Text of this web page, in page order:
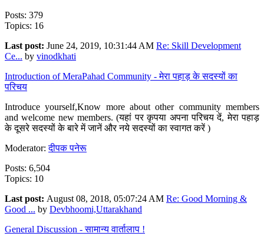
Posts: 379
Topics: 16
Last post: June 24, 2019, 10:31:44 AM Re: Skill Development
Ce... by vinodkhati
Introduction of MeraPahad Community - मेरा पहाड़ के सदस्यों का
परिचय
Introduce yourself,Know more about other community members
and welcome new members. (यहां पर कृपया अपना परिचय दें, मेरा पहाड़
के दूसरे सदस्यों के बारे में जानें और नये सदस्यों का स्वागत करें )
Moderator:दीपक पनेरू
Posts: 6,504
Topics: 10
Last post: August 08, 2018, 05:07:24 AM Re: Good Morning &
Good ... by Devbhoomi,Uttarakhand
General Discussion - सामान्य वार्तालाप !